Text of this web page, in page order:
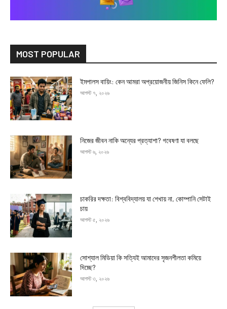
MOST POPULAR
ইমপালস বায়িং: কেন আমরা অপ্রয়োজনীয় জিনিস কিনে ফেলি?
আগস্ট ৭, ২০২৬
নিজের জীবন নাকি অন্যের প্রত্যাশা? গবেষণা যা বলছে
আগস্ট ৬, ২০২৬
চাকরির দক্ষতা: বিশ্ববিদ্যালয় যা শেখায় না, কোম্পানি সেটাই
চায়
আগস্ট ৫, ২০২৬
সোশ্যাল মিডিয়া কি সত্যিই আমাদের সৃজনশীলতা কমিয়ে
দিচ্ছে?
আগস্ট ৩, ২০২৬